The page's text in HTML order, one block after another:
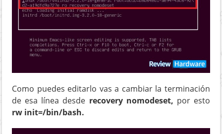
Como puedes editarlo vas a cambiar la terminación
de esa línea desde recovery nomodeset, por esto
rw init=/bin/bash.